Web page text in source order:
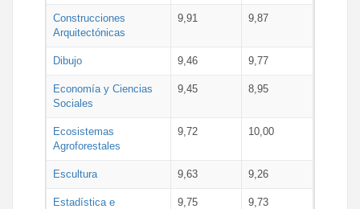
Construcciones
Arquitectónicas
9,91 9,87
Dibujo 9,46 9,77
Economía y Ciencias
Sociales
9,45 8,95
Ecosistemas
Agroforestales
9,72 10,00
Escultura 9,63 9,26
Estadística e
9,75 9,73